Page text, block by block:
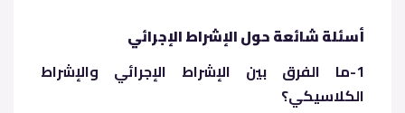
أسئلة شائعة حول الإشراط الإجرائي
1-ما الفرق بين الإشراط الإجرائي والإشراط
الكلاسيكي؟